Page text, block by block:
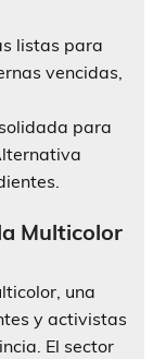
listas para
vencidas,
para
Multicolor
una
y activistas
El sector